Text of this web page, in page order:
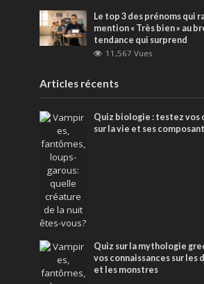
Le top 3 des prénoms qui
mention « Très bien » au
tendance qui surprend
11,567 Vues
Articles récents
Quiz biologie : testez vos
sur la vie et ses
Quiz sur la mythologie
vos connaissances sur les
et les monstres